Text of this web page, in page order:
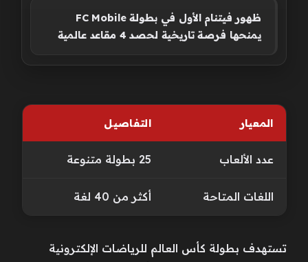
ظهور فيتنام الأول في بطولة FC Mobile
يمنحها فرصة تاريخية لحصد 4 مقاعد عالمية
المعيار التفاصيل
عدد الألعاب 25 بطولة متنوعة
اللغات المتاحة أكثر من 40 لغة
تستهدف بطولة كأس العالم للرياضات الإلكترونية